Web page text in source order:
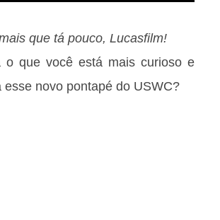
que tá pouco, Lucasfilm!
o que você está mais curioso e
esse novo pontapé do USWC?